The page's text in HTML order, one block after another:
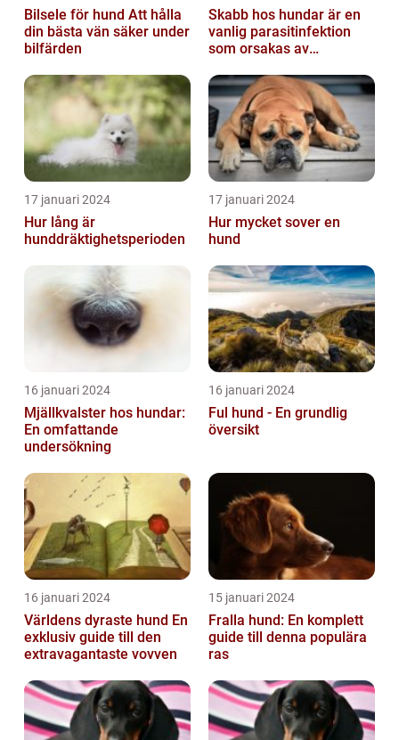
Bilsele för hund Att hålla
din bästa vän säker under
bilfärden
Skabb hos hundar är en
vanlig parasitinfektion
som orsakas av
scabiei
17 januari 2024
Hur lång är
hunddräktighetsperioden
17 januari 2024
Hur mycket sover en
hund
16 januari 2024
Mjällkvalster hos hundar:
En omfattande
undersökning
16 januari 2024
Ful hund - En grundlig
översikt
16 januari 2024
Världens dyraste hund En
exklusiv guide till den
extravagantaste vovven
15 januari 2024
Fralla hund: En komplett
guide till denna populära
ras